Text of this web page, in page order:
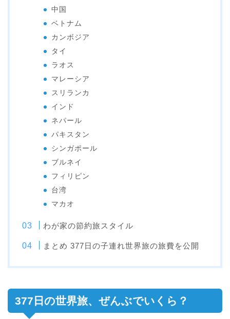
中国
ベトナム
カンボジア
タイ
ラオス
マレーシア
スリランカ
インド
ネパール
パキスタン
シンガポール
ブルネイ
フィリピン
台湾
マカオ
わが家の節約旅スタイル
まとめ 377日の子連れ世界旅の旅費を公開
377日の世界旅、ぜんぶでいくら？